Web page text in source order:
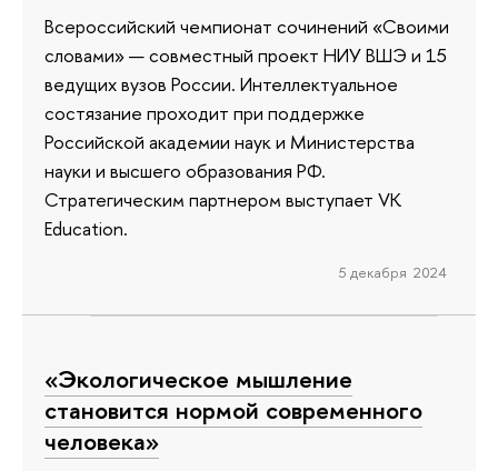
Всероссийский чемпионат сочинений «Своими
словами» — совместный проект НИУ ВШЭ и 15
ведущих вузов России. Интеллектуальное
состязание проходит при поддержке
Российской академии наук и Министерства
науки и высшего образования РФ.
Стратегическим партнером выступает VK
Education.
5 декабря 2024
«Экологическое мышление
становится нормой современного
человека»